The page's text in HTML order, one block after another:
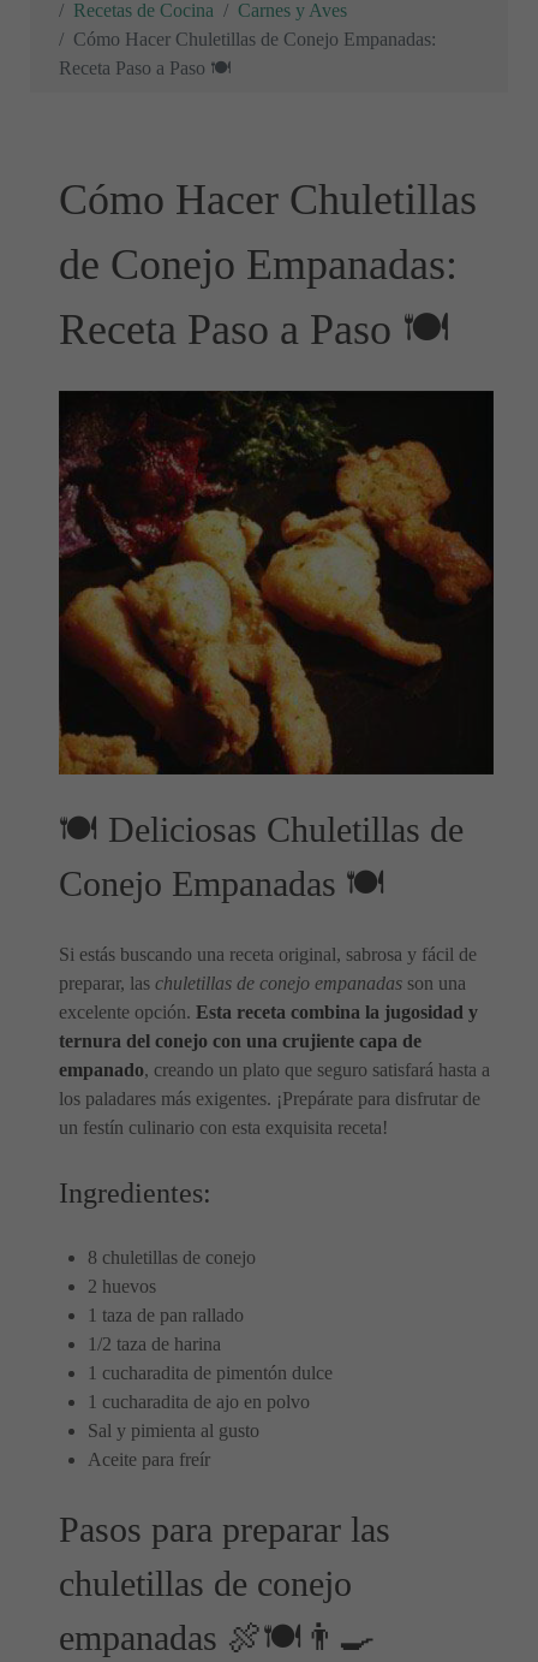
Recetas de Cocina
Carnes y Aves
Cómo Hacer Chuletillas de Conejo Empanadas:
Receta Paso a Paso 🍽️
Cómo Hacer Chuletillas
de Conejo Empanadas:
Receta Paso a Paso 🍽️
🍽️ Deliciosas Chuletillas de
Conejo Empanadas 🍽️
Si estás buscando una receta original, sabrosa y fácil de
preparar, las chuletillas de conejo empanadas son una
excelente opción. Esta receta combina la jugosidad y
ternura del conejo con una crujiente capa de
empanado, creando un plato que seguro satisfará hasta a
los paladares más exigentes. ¡Prepárate para disfrutar de
un festín culinario con esta exquisita receta!
Ingredientes:
8 chuletillas de conejo
2 huevos
1 taza de pan rallado
1/2 taza de harina
1 cucharadita de pimentón dulce
1 cucharadita de ajo en polvo
Sal y pimienta al gusto
Aceite para freír
Pasos para preparar las
chuletillas de conejo
empanadas 🍖🍽️👨‍🍳